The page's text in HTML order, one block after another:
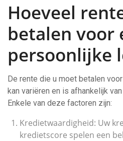
Hoeveel
betalen voor
persoonlijke
De rente die u moet betalen
kan variëren en is afhankelijk
Enkele van deze factoren zijn:
Kredietwaardigheid: Uw
kredietscore spelen een